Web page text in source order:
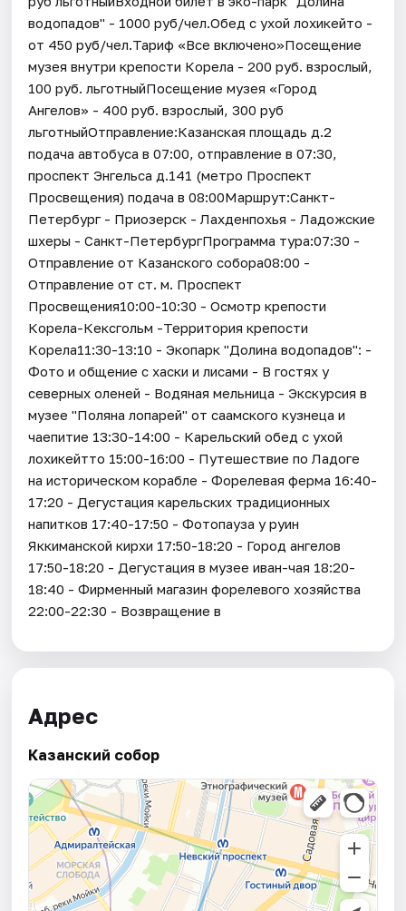
водопадов" - 1000 руб/чел.Обед с ухой лохикейто -
от 450 руб/чел.Тариф «Все включено»Посещение
музея внутри крепости Корела - 200 руб. взрослый,
100 руб. льготныйПосещение музея «Город
Ангелов» - 400 руб. взрослый, 300 руб
льготныйОтправление:Казанская площадь д.2
подача автобуса в 07:00, отправление в 07:30,
проспект Энгельса д.141 (метро Проспект
Просвещения) подача в 08:00Маршрут:Санкт-
Петербург - Приозерск - Лахденпохья - Ладожские
шхеры - Санкт-ПетербургПрограмма тура:07:30 -
Отправление от Казанского собора08:00 -
Отправление от ст. м. Проспект
Просвещения10:00-10:30 - Осмотр крепости
Корела-Кексгольм -Территория крепости
Корела11:30-13:10 - Экопарк "Долина водопадов": -
Фото и общение с хаски и лисами - В гостях у
северных оленей - Водяная мельница - Экскурсия в
музее "Поляна лопарей" от саамского кузнеца и
чаепитие 13:30-14:00 - Карельский обед с ухой
лохикейтто 15:00-16:00 - Путешествие по Ладоге
на историческом корабле - Форелевая ферма 16:40-
17:20 - Дегустация карельских традиционных
напитков 17:40-17:50 - Фотопауза у руин
Яккиманской кирхи 17:50-18:20 - Город ангелов
17:50-18:20 - Дегустация в музее иван-чая 18:20-
18:40 - Фирменный магазин форелевого хозяйства
22:00-22:30 - Возвращение в
Адрес
Казанский собор